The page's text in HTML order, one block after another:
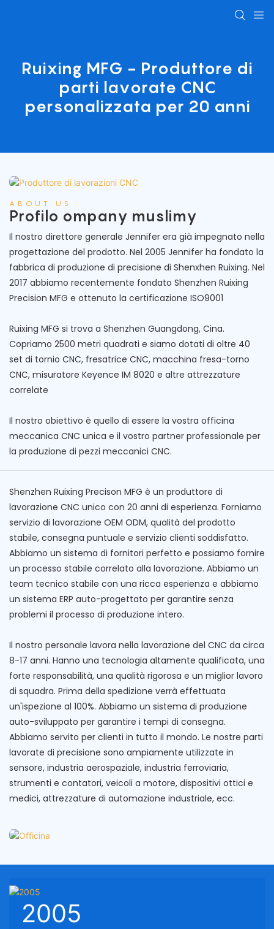
Ruixing MFG - Produttore di
parti lavorate CNC
personalizzata per 20 anni
ABOUT US
Profilo ompany muslimy
Il nostro direttore generale Jennifer era già impegnato nella
progettazione del prodotto. Nel 2005 Jennifer ha fondato la
fabbrica di produzione di precisione di Shenxhen Ruixing. Nel
2017 abbiamo recentemente fondato Shenzhen Ruixing
Precision MFG e ottenuto la certificazione ISO9001
Ruixing MFG si trova a Shenzhen Guangdong, Cina.
Copriamo 2500 metri quadrati e siamo dotati di oltre 40
set di tornio CNC, fresatrice CNC, macchina fresa-torno
CNC, misuratore Keyence IM 8020 e altre attrezzature
correlate
Il nostro obiettivo è quello di essere la vostra officina
meccanica CNC unica e il vostro partner professionale per
la produzione di pezzi meccanici CNC.
Shenzhen Ruixing Precison MFG è un produttore di
lavorazione CNC unico con 20 anni di esperienza. Forniamo
servizio di lavorazione OEM ODM, qualità del prodotto
stabile, consegna puntuale e servizio clienti soddisfatto.
Abbiamo un sistema di fornitori perfetto e possiamo fornire
un processo stabile correlato alla lavorazione. Abbiamo un
team tecnico stabile con una ricca esperienza e abbiamo
un sistema ERP auto-progettato per garantire senza
problemi il processo di produzione intero.
Il nostro personale lavora nella lavorazione del CNC da circa
8-17 anni. Hanno una tecnologia altamente qualificata, una
forte responsabilità, una qualità rigorosa e un miglior lavoro
di squadra. Prima della spedizione verrà effettuata
un'ispezione al 100%. Abbiamo un sistema di produzione
auto-sviluppato per garantire i tempi di consegna.
Abbiamo servito per clienti in tutto il mondo. Le nostre parti
lavorate di precisione sono ampiamente utilizzate in
sensore, industria aerospaziale, industria ferroviaria,
strumenti e contatori, veicoli a motore, dispositivi ottici e
medici, attrezzature di automazione industriale, ecc.
2005